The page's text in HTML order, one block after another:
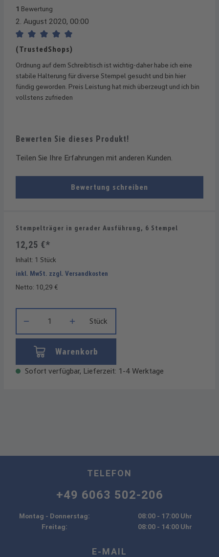
Bewerten Sie dieses Produkt!
Teilen Sie Ihre Erfahrungen mit anderen Kunden.
Bewertung schreiben
1 Bewertung
2. August 2020, 00:00
Bewertung mit 5 von 5 Sternen
(TrustedShops)
Ordnung auf dem Schreibtisch ist wichtig-daher habe ich eine
stabile Halterung für diverse Stempel gesucht und bin hier
fündig geworden. Preis Leistung hat mich überzeugt und ich bin
vollstens zufrieden
Stempelträger in gerader Ausführung, 6 Stempel
12,25 €*
Inhalt: 1 Stück
inkl. MwSt. zzgl. Versandkosten
Netto: 10,29 €
Stück
Warenkorb
Sofort verfügbar, Lieferzeit: 1-4 Werktage
TELEFON
+49 6063 502-206
Montag - Donnerstag:
08:00 - 17:00 Uhr
Freitag:
08:00 - 14:00 Uhr
E-MAIL